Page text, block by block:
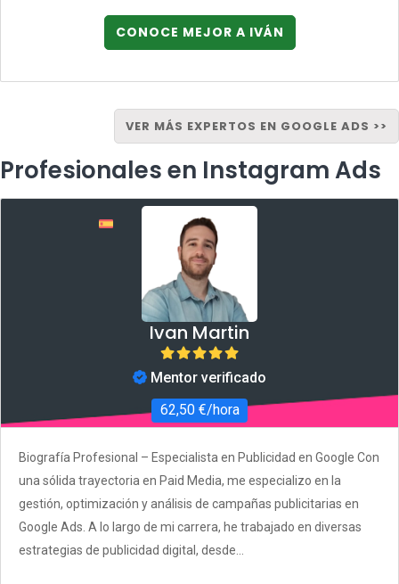
CONOCE MEJOR A IVÁN
VER MÁS EXPERTOS EN GOOGLE ADS >>
Profesionales en Instagram Ads
Ivan Martin
Mentor verificado
62,50 €/hora
Biografía Profesional – Especialista en Publicidad en Google Con
una sólida trayectoria en Paid Media, me especializo en la
gestión, optimización y análisis de campañas publicitarias en
Google Ads. A lo largo de mi carrera, he trabajado en diversas
estrategias de publicidad digital, desde...